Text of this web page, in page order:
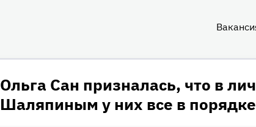
Ольга Сан призналась, что в
Шаляпиным у них все в порядке